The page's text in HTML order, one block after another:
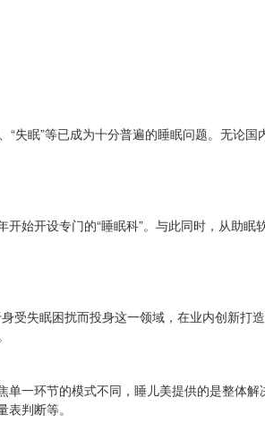
失眠”等已成为十分普遍的睡眠问题。无论
始开设专门的“睡眠科”。与此同时，从助眠
失眠困扰而投身这一领域，在业内创新打
一环节的模式不同，睡儿美提供的是整体
判断等。